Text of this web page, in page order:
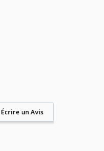
Écrire un Avis